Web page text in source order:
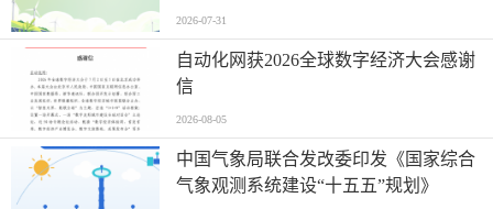
2026-07-31
自动化网获2026全球数字经济大会感谢
信
2026-08-05
中国气象局联合发改委印发《国家综合
气象观测系统建设“十五五”规划》